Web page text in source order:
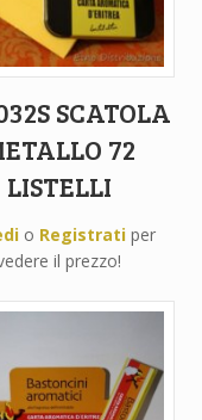
SCATOLA
72
LISTELLI
o Registrati per
il prezzo!